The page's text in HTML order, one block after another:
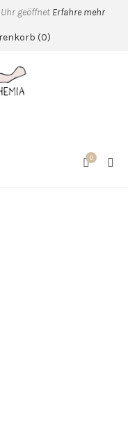
geöffnet Erfahre mehr
0
0